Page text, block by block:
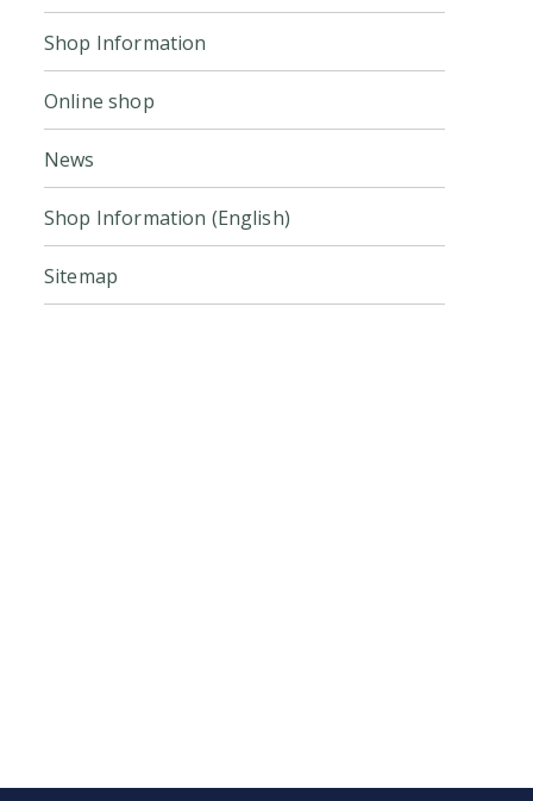
Shop Information
Online shop
News
Shop Information (English)
Sitemap